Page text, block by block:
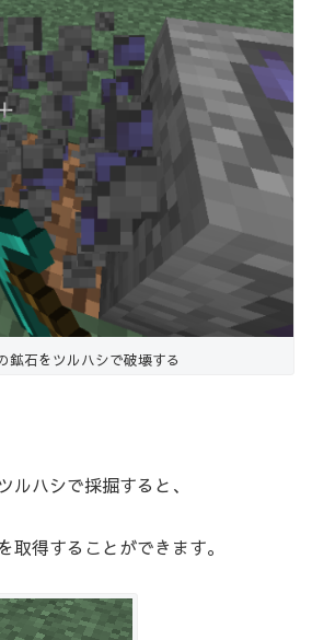
鉱石をツルハシで破壊する
ルハシで採掘すると、
取得することができます。